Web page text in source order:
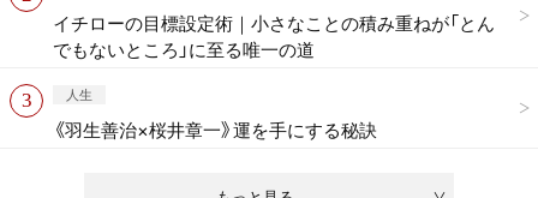
イチローの目標設定術｜小さなことの積み重ねが「とん
でもないところ」に至る唯一の道
人生
《羽生善治×桜井章一》運を手にする秘訣